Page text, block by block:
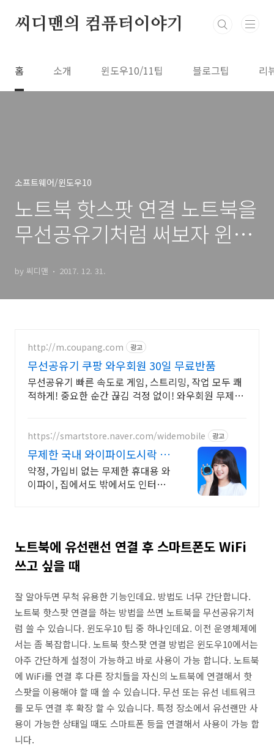
씨디맨의 컴퓨터이야기
홈 소개 윈도우10/11팁 블로그팁 리
소프트웨어/윈도우10
노트북 핫스팟 연결 노트북을
무선공유기처럼 써보자 윈도
by 씨디맨 2017. 12. 31.
http://m.coupang.com 광고
무선공유기 쿠팡 와우회원 30일 무료반품
무선공유기 빠른 속도로 게임, 스트리밍, 작업 모두 쾌
적하게! 중요한 순간 끊김 걱정 없이! 와우회원 무제한
https://smartstore.naver.com/widemobile 광고
무제한 국내 와이파이도시락 약
정/가입비없이 무료반납까지
약정, 가입비 없는 무제한 휴대용 와
이파이, 집에서도 밖에서도 인터넷
노트북에 유선랜선 연결 후 스마트폰도 WiFi
쓰고 싶을 때
잘 알아두면 무척 유용한 기능인데요. 방법도 너무 간단합니다.
노트북 핫스팟 연결을 하는 방법을 쓰면 노트북을 무선공유기처
럼 쓸 수 있습니다. 윈도우10 팁 중 하나인데요. 이전 운영체제에
서는 좀 복잡합니다. 노트북 핫스팟 연결 방법은 윈도우10에서는
아주 간단하게 설정이 가능하고 바로 사용이 가능 합니다. 노트북
에 WiFi를 연결 후 다른 장치들을 자신의 노트북에 연결해서 핫
스팟을 이용해야 할 때 쓸 수 있습니다. 무선 또는 유선 네트워크
를 모두 연결 후 확장 할 수 있습니다. 특정 장소에서 유선랜만 사
용이 가능한 상태일 때도 스마트폰 등을 연결해서 사용이 가능 합
니다.